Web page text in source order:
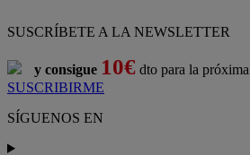
SUSCRÍBETE A LA NEWSLETTER
y consigue 10€ dto para la
SUSCRIBIRME
SÍGUENOS EN